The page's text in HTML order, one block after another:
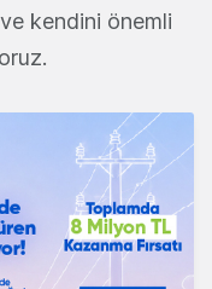
kendini önemli